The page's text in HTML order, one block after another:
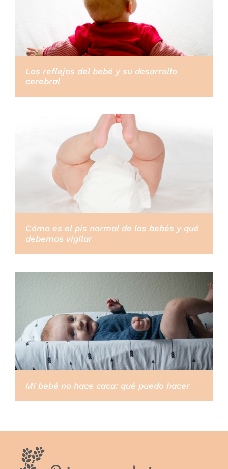
Los reflejos del bebé y su desarrollo
cerebral
Cómo es el pis normal de los bebés y qué
debemos vigilar
Mi bebé no hace caca: qué puedo hacer